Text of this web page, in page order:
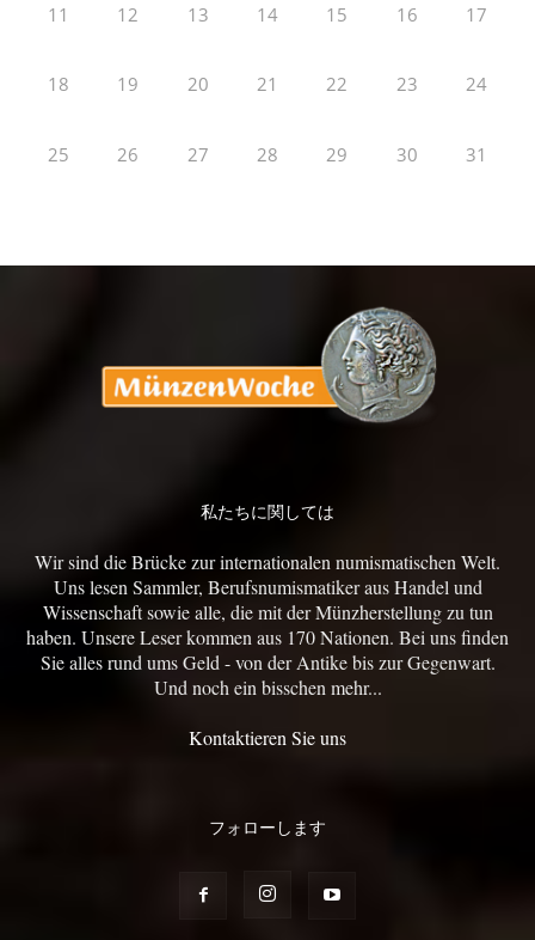
11 12 13 14 15 16 17
18 19 20 21 22 23 24
25 26 27 28 29 30 31
私たちに関しては
Wir sind die Brücke zur internationalen numismatischen Welt.
Uns lesen Sammler, Berufsnumismatiker aus Handel und
Wissenschaft sowie alle, die mit der Münzherstellung zu tun
haben. Unsere Leser kommen aus 170 Nationen. Bei uns finden
Sie alles rund ums Geld - von der Antike bis zur Gegenwart.
Und noch ein bisschen mehr...
Kontaktieren Sie uns
フォローします